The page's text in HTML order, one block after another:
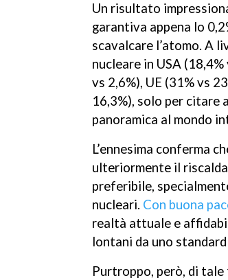
Un risultato
garantiva appena lo
scavalcare l’atomo. A
nucleare in USA
vs 2,6%), UE (31% vs
16,3%), solo per citare
panoramica al mondo
L’ennesima conferma
ulteriormente il
preferibile,
nucleari. Con buona
realtà attuale e
lontani da uno standard
Purtroppo, però, di